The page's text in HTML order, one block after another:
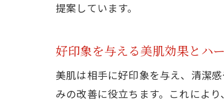
提案しています。
好印象を与える美肌効果とハ
美肌は相手に好印象を与え、清潔
みの改善に役立ちます。これによ